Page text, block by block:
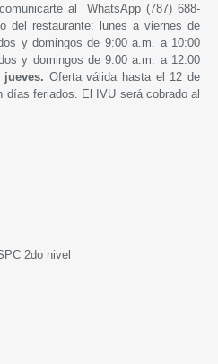
al WhatsApp (787) 688-
del restaurante: lunes a viernes de
y domingos de 9:00 a.m. a 10:00
y domingos de 9:00 a.m. a 12:00
Oferta válida hasta el 12 de
días feriados. El IVU será cobrado al
2do nivel